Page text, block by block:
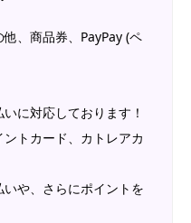
、商品券、PayPay (ペ
に対応しております！
トカード、カトレアカ
や、さらにポイントを